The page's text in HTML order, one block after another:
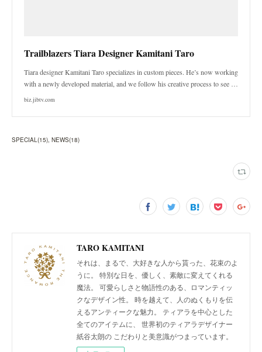
Trailblazers Tiara Designer Kamitani Taro
Tiara designer Kamitani Taro specializes in custom pieces. He’s now working
with a newly developed material, and we follow his creative process to see …
biz.jibtv.com
SPECIAL(15) NEWS(18)
TARO KAMITANI
それは、まるで、大好きな人から貰った、花束のよ
うに。 特別な日を、優しく、素敵に変えてくれる
魔法。 可愛らしさと物語性のある、ロマンティッ
クなデザイン性。 時を越えて、人のぬくもりを伝
えるアンティークな魅力。 ティアラを中心とした
全てのアイテムに、 世界初のティアラデザイナー
紙谷太朗の こだわりと美意識がつまっています。